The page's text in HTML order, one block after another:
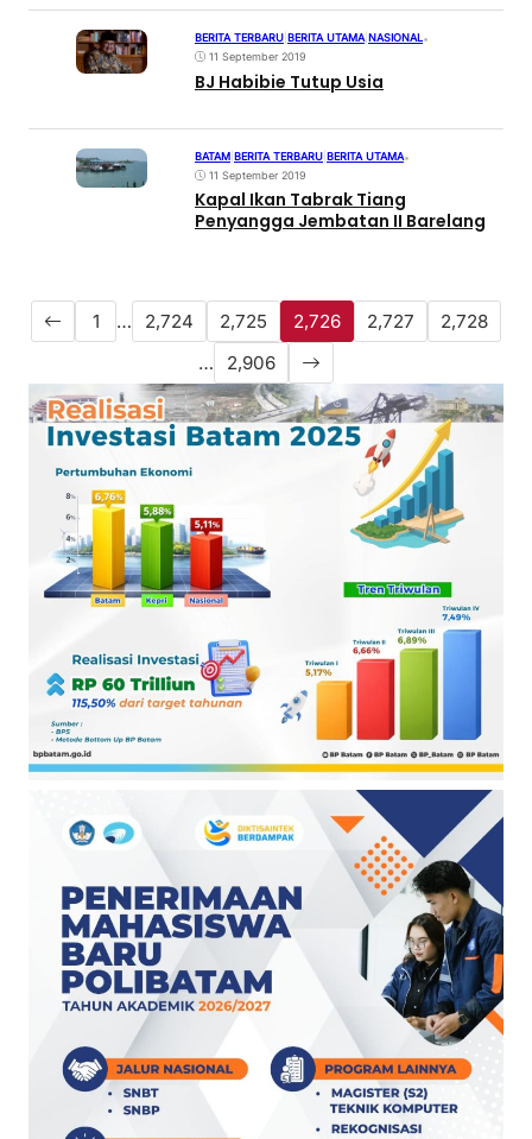
BERITA TERBARU BERITA UTAMA|NASIONAL•
11 September 2019
BJ Habibie Tutup Usia
BATAM BERITA TERBARU BERITA UTAMA•
11 September 2019
Kapal Ikan Tabrak Tiang
Penyangga Jembatan II Barelang
1 … 2,724 2,725 2,726 2,727
2,728
…
2,906